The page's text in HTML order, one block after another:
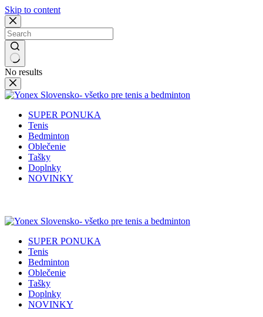
Skip to content
No results
SUPER PONUKA
Tenis
Bedminton
Oblečenie
Tašky
Doplnky
NOVINKY
SUPER PONUKA
Tenis
Bedminton
Oblečenie
Tašky
Doplnky
NOVINKY